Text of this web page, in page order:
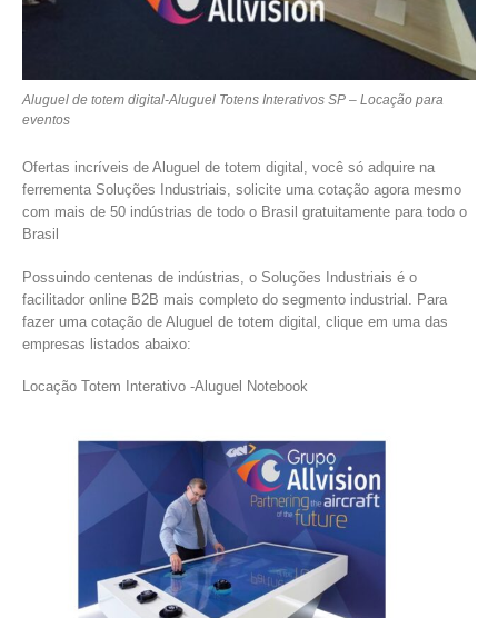
Aluguel de totem digital-Aluguel Totens Interativos SP – Locação para
eventos
Ofertas incríveis de Aluguel de totem digital, você só adquire na
ferrementa Soluções Industriais, solicite uma cotação agora mesmo
com mais de 50 indústrias de todo o Brasil gratuitamente para todo o
Brasil
Possuindo centenas de indústrias, o Soluções Industriais é o
facilitador online B2B mais completo do segmento industrial. Para
fazer uma cotação de Aluguel de totem digital, clique em uma das
empresas listados abaixo:
Locação Totem Interativo -Aluguel Notebook